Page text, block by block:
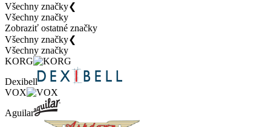
Všechny značky❮
Všechny značky
Zobraziť ostatné značky
Všechny značky❮
Všechny značky
KORG
Dexibell
VOX
Aguilar